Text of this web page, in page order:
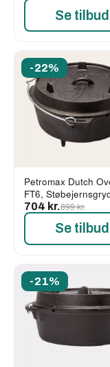
Se tilbud
-22%
Petromax Dutch
FT6,
704 kr.899 kr.
Se tilbud
-21%